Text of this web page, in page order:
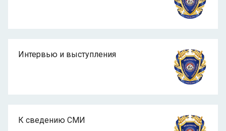
Интервью и выступления
К сведению СМИ